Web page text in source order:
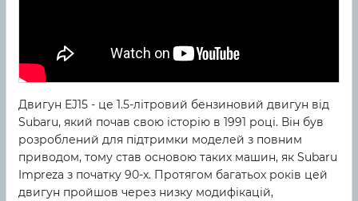
Двигун EJ15 - це 1.5-літровий бензиновий двигун від
Subaru, який почав свою історію в 1991 році. Він був
розроблений для підтримки моделей з повним
приводом, тому став основою таких машин, як Subaru
Impreza з початку 90-х. Протягом багатьох років цей
двигун пройшов через низку модифікацій,